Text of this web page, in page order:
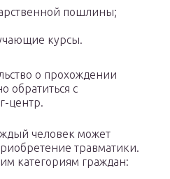
пошлины;
курсы.
о прохождении
обратиться с
центр.
человек может
травматики.
категориям граждан: